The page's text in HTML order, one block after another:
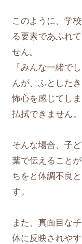
このように、学
る要素であふれ
せん。
「みんな一緒で
んが、ふとした
怖心を感じてし
払拭できません。
そんな場合、子
葉で伝えること
ちをと体調不良
す。
また、真面目な
体に反映されや